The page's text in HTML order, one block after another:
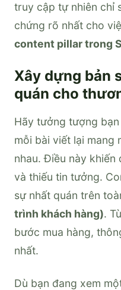
truy cập tự nhiên chỉ
chứng rõ nhất cho
content pillar trong
Xây dựng bản
quán cho
Hãy tưởng tượng
mỗi bài viết lại mang
nhau. Điều này
và thiếu tin tưởng.
sự nhất quán trên
trình khách hàng).
bước mua hàng,
nhất.
Dù bạn đang xem